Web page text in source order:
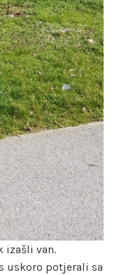
izašli van.
uskoro potjerali sa